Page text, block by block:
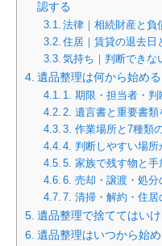
認する
法律｜相続財産と負
住居｜賃貸の退去日
気持ち｜判断できな
遺品整理は何から始め
1. 期限・担当者・
2. 遺言書と重要書類
3. 作業場所と7種類
4. 判断しやすい場所
5. 家族で残す物と手
6. 売却・譲渡・処分
7. 清掃・解約・住
遺品整理で捨ててはい
遺品整理はいつから始